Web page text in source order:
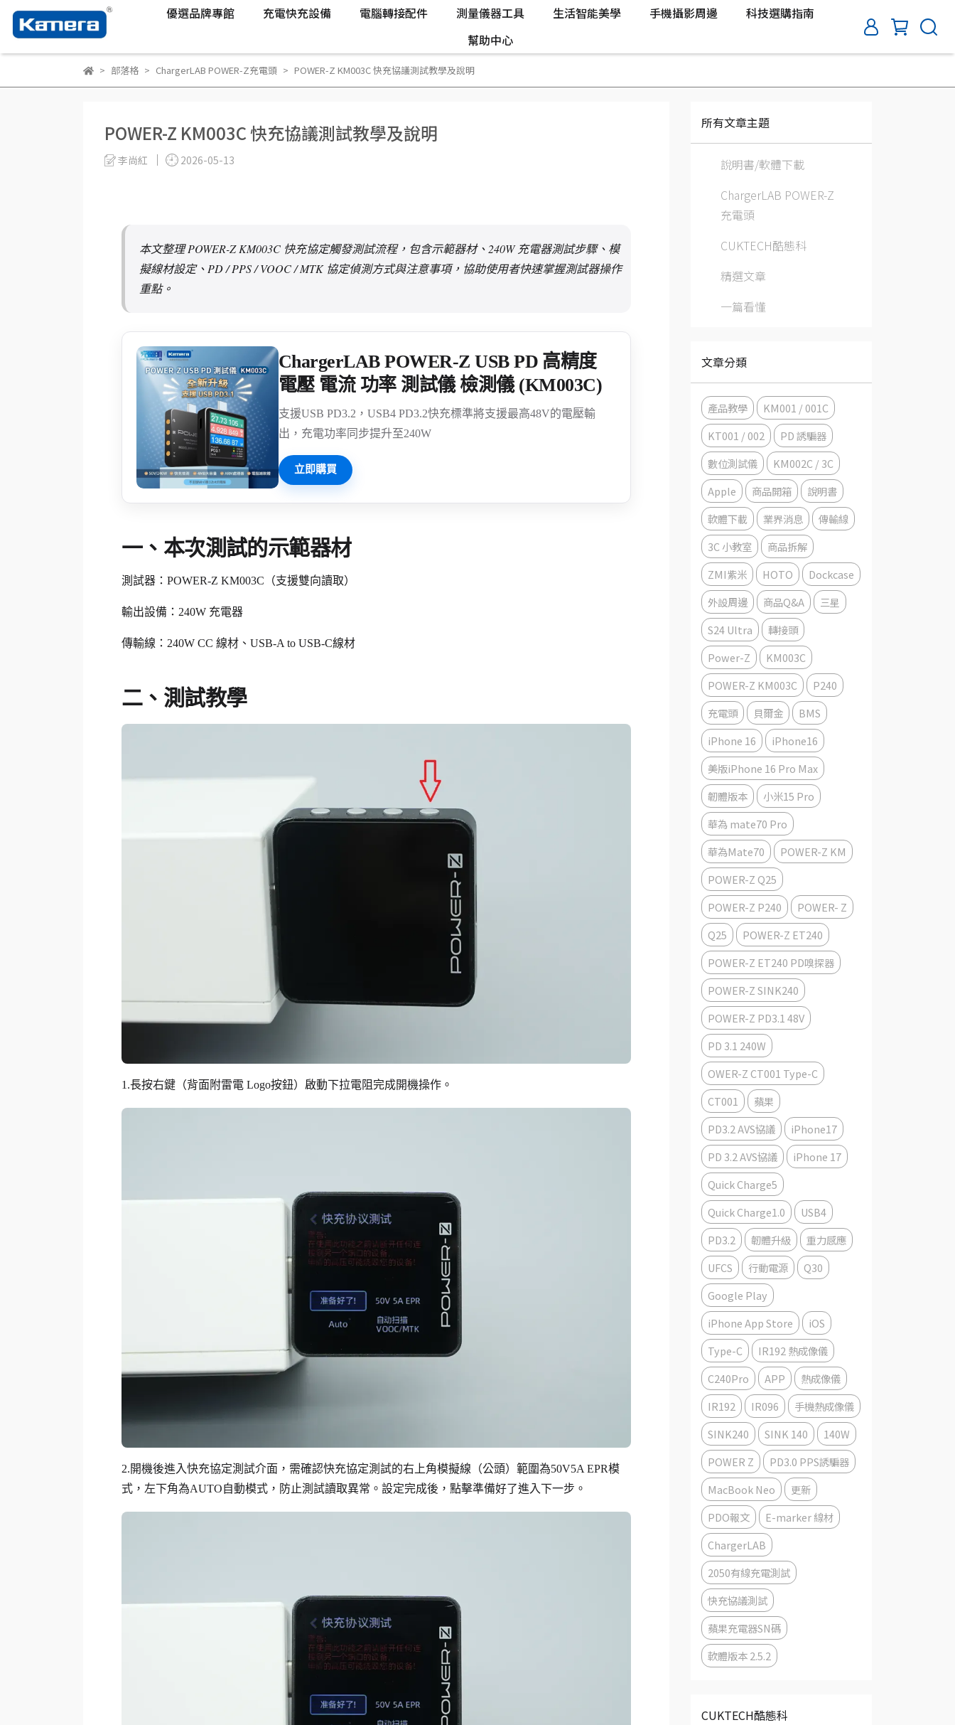
優選品牌專館 充電快充設備 電腦轉接配件 測量儀器工具 生活智能美學 手機攝影周邊
科技選購指南
幫助中心
部落格 ChargerLAB POWER-Z充電頭 POWER-Z KM003C 快充協議測試教學及說明
POWER-Z KM003C 快充協議測試教學及說明
李尚紅 2026-05-13
本文整理 POWER-Z KM003C 快充協定觸發測試流程，包含示範器材、240W 充電器測試步驟、模
擬線材設定、PD / PPS / VOOC / MTK 協定偵測方式與注意事項，協助使用者快速掌握測試器操作
重點。
ChargerLAB POWER-Z USB PD 高精度
電壓 電流 功率 測試儀 檢測儀 (KM003C)
支援USB PD3.2，USB4 PD3.2快充標準將支援最高48V的電壓輸
出，充電功率同步提升至240W
立即購買
一、本次測試的示範器材
測試器：POWER-Z KM003C（支援雙向讀取）
輸出設備：240W 充電器
傳輸線：240W CC 線材、USB-A to USB-C線材
二、測試教學
1.長按右鍵（背面附雷電 Logo按鈕）啟動下拉電阻完成開機操作。
2.開機後進入快充協定測試介面，需確認快充協定測試的右上角模擬線（公頭）範圍為50V5A EPR模
式，左下角為AUTO自動模式，防止測試讀取異常。設定完成後，點擊準備好了進入下一步。
所有文章主題
說明書/軟體下載
ChargerLAB POWER-Z
充電頭
CUKTECH酷態科
精選文章
一篇看懂
文章分類
產品教學
KM001 / 001C
KT001 / 002
PD 誘騙器
數位測試儀
KM002C / 3C
Apple
商品開箱
說明書
軟體下載
業界消息
傳輸線
3C 小教室
商品拆解
ZMI紫米
HOTO
Dockcase
外設周邊
商品Q&A
三星
S24 Ultra
轉接頭
Power-Z
KM003C
POWER-Z KM003C
P240
充電頭
貝爾金
BMS
iPhone 16
iPhone16
美版iPhone 16 Pro Max
韌體版本
小米15 Pro
華為 mate70 Pro
華為Mate70
POWER-Z KM
POWER-Z Q25
POWER-Z P240
POWER- Z
Q25
POWER-Z ET240
POWER-Z ET240 PD嗅探器
POWER-Z SINK240
POWER-Z PD3.1 48V
PD 3.1 240W
OWER-Z CT001 Type-C
CT001
蘋果
PD3.2 AVS協議
iPhone17
PD 3.2 AVS協議
iPhone 17
Quick Charge5
Quick Charge1.0
USB4
PD3.2
韌體升級
重力感應
UFCS
行動電源
Q30
Google Play
iPhone App Store
iOS
Type-C
IR192 熱成像儀
C240Pro
APP
熱成像儀
IR192
IR096
手機熱成像儀
SINK240
SINK 140
140W
POWER Z
PD3.0 PPS誘騙器
MacBook Neo
更新
PDO報文
E-marker 線材
ChargerLAB
2050有線充電測試
快充協議測試
蘋果充電器SN碼
軟體版本 2.5.2
CUKTECH酷態科